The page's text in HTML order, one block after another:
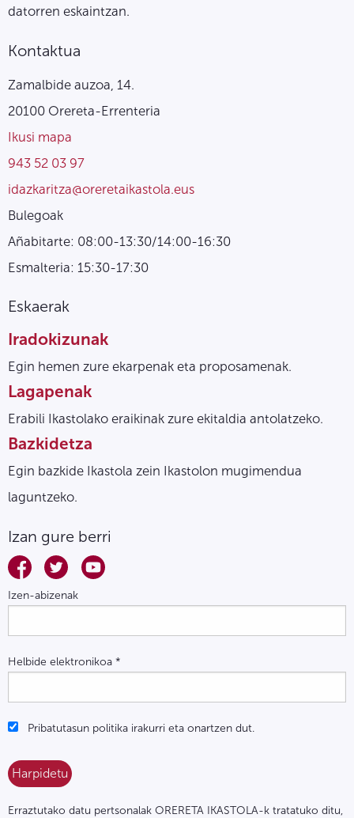
datorren eskaintzan.
Kontaktua
Zamalbide auzoa, 14.
20100 Orereta-Errenteria
Ikusi mapa
943 52 03 97
idazkaritza@oreretaikastola.eus
Bulegoak
Añabitarte: 08:00-13:30/14:00-16:30
Esmalteria: 15:30-17:30
Eskaerak
Iradokizunak
Egin hemen zure ekarpenak eta proposamenak.
Lagapenak
Erabili Ikastolako eraikinak zure ekitaldia antolatzeko.
Bazkidetza
Egin bazkide Ikastola zein Ikastolon mugimendua
laguntzeko.
Izan gure berri
Izen-abizenak
Helbide elektronikoa *
Pribatutasun politika irakurri eta onartzen dut.
Erraztutako datu pertsonalak ORERETA IKASTOLA-k tratatuko ditu,